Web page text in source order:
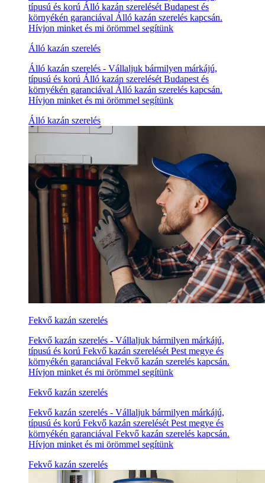
típusú és korú Álló kazán szerelését Budapest és
környékén garanciával Álló kazán szerelés kapcsán.
Hívjon minket és mi örömmel segítünk
Álló kazán szerelés
Álló kazán szerelés - Vállaljuk bármilyen márkájú,
típusú és korú Álló kazán szerelését Budapest és
környékén garanciával Álló kazán szerelés kapcsán.
Hívjon minket és mi örömmel segítünk
Álló kazán szerelés
Fekvő kazán szerelés
Fekvő kazán szerelés - Vállaljuk bármilyen márkájú,
típusú és korú Fekvő kazán szerelését Pest megye és
környékén garanciával Fekvő kazán szerelés kapcsán.
Hívjon minket és mi örömmel segítünk
Fekvő kazán szerelés
Fekvő kazán szerelés - Vállaljuk bármilyen márkájú,
típusú és korú Fekvő kazán szerelését Pest megye és
környékén garanciával Fekvő kazán szerelés kapcsán.
Hívjon minket és mi örömmel segítünk
Fekvő kazán szerelés